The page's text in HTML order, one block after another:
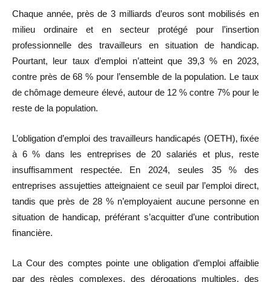
Chaque année, près de 3 milliards d’euros sont mobilisés en
milieu ordinaire et en secteur protégé pour l’insertion
professionnelle des travailleurs en situation de handicap.
Pourtant, leur taux d’emploi n’atteint que 39,3 % en 2023,
contre près de 68 % pour l’ensemble de la population. Le taux
de chômage demeure élevé, autour de 12 % contre 7% pour le
reste de la population.
L’obligation d’emploi des travailleurs handicapés (OETH), fixée
à 6 % dans les entreprises de 20 salariés et plus, reste
insuffisamment respectée. En 2024, seules 35 % des
entreprises assujetties atteignaient ce seuil par l’emploi direct,
tandis que près de 28 % n’employaient aucune personne en
situation de handicap, préférant s’acquitter d’une contribution
financière.
La Cour des comptes pointe une obligation d’emploi affaiblie
par des règles complexes, des dérogations multiples, des